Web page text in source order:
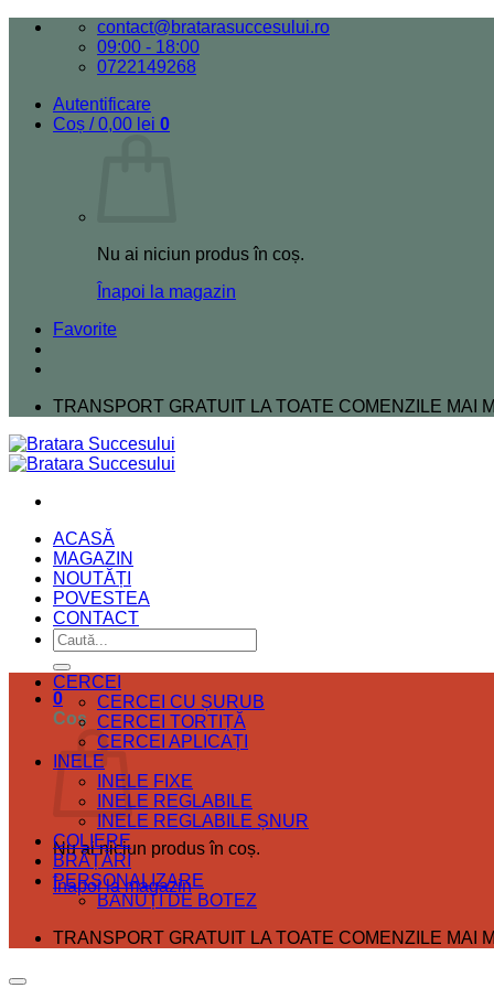
Skip
contact@bratarasuccesului.ro
09:00 - 18:00
0722149268
Autentificare
Coș /0,00 lei 0
Nu ai niciun produs în coș.
Înapoi la magazin
Favorite
TRANSPORT GRATUIT LA TOATE COMENZILE MAI
ACASĂ
MAGAZIN
NOUTĂȚI
POVESTEA
CONTACT
Caută
după:
0
Coș
Nu ai niciun produs în coș.
Înapoi la magazin
CERCEI
CERCEI CU ȘURUB
CERCEI TORTIȚĂ
CERCEI APLICAȚI
INELE
INELE FIXE
INELE REGLABILE
INELE REGLABILE ȘNUR
COLIERE
BRĂȚĂRI
PERSONALIZARE
BĂNUȚI DE BOTEZ
TRANSPORT GRATUIT LA TOATE COMENZILE MAI